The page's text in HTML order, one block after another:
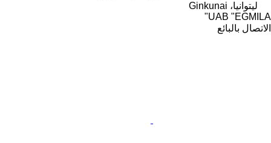
ليتوانيا، Ginkunai
UAB "EGMILA"
الاتصال بالبائع